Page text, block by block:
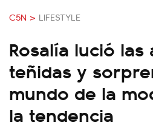
C5N > LIFESTYLE
Rosalía lució las
teñidas y
mundo de la
la tendencia